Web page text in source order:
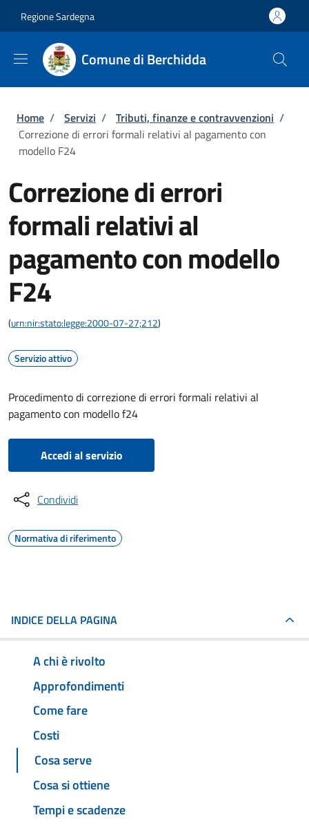
Regione Sardegna
Comune di Berchidda
Briciole di pane
Home / Servizi / Tributi, finanze e contravvenzioni /
Correzione di errori formali relativi al pagamento con
modello F24
Correzione di errori
formali relativi al
pagamento con modello
F24
(urn:nir:stato:legge:2000-07-27;212)
Servizio attivo
Procedimento di correzione di errori formali relativi al
pagamento con modello f24
Accedi al servizio
Condividi
Normativa di riferimento
INDICE DELLA PAGINA
A chi è rivolto
Approfondimenti
Come fare
Costi
Cosa serve
Cosa si ottiene
Tempi e scadenze